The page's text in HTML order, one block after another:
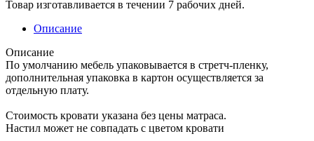
Товар изготавливается в течении 7 рабочих дней.
Описание
Описание
По умолчанию мебель упаковывается в стретч-пленку,
дополнительная упаковка в картон осуществляется за
отдельную плату.
Стоимость кровати указана без цены матраса.
Настил может не совпадать с цветом кровати